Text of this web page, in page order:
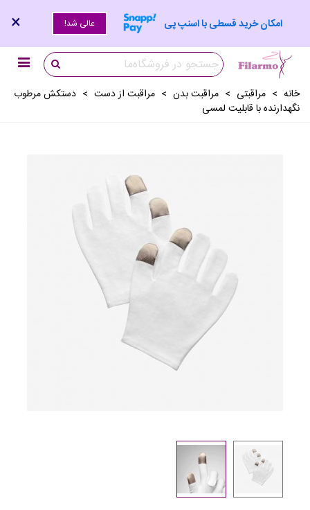
امکان خرید قسطی با اسنپ پی عالی شد! ×
خانه > مراقبتی > مراقبت بدن > مراقبت از دست > دستکش مرطوب
نگهدارنده با قابلیت لمسی